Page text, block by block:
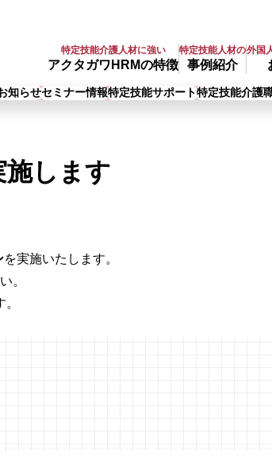
特定技能介護人材に強い
アクタガワHRMの特徴
特定技能人材の
事例紹介
外国
知らせセミナー情報特定技能サポート特定技能介護
します
を実施いたします。
。